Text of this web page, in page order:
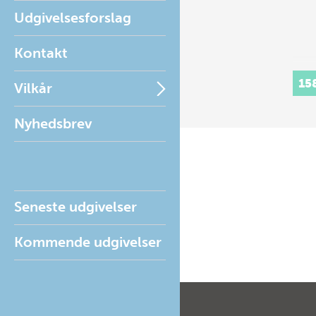
Udgivelsesforslag
Kontakt
Vilkår
Nyhedsbrev
Seneste udgivelser
Kommende udgivelser